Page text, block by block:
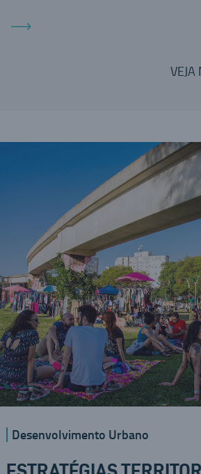
VEJA
Desenvolvimento Urbano